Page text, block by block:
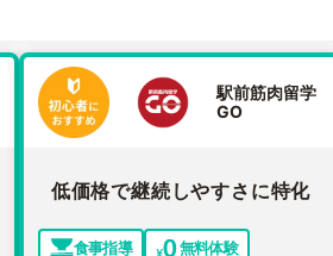
駅前筋肉留学
GO
低価格で継続しやすさに特化
食事指導
無料体験